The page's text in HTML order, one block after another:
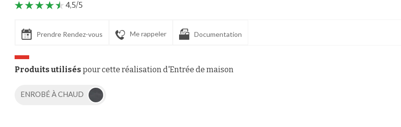
4,5/5
Prendre Rendez-vous Me rappeler Documentation
Produits utilisés pour cette réalisation d'Entrée de maison
ENROBÉ À CHAUD